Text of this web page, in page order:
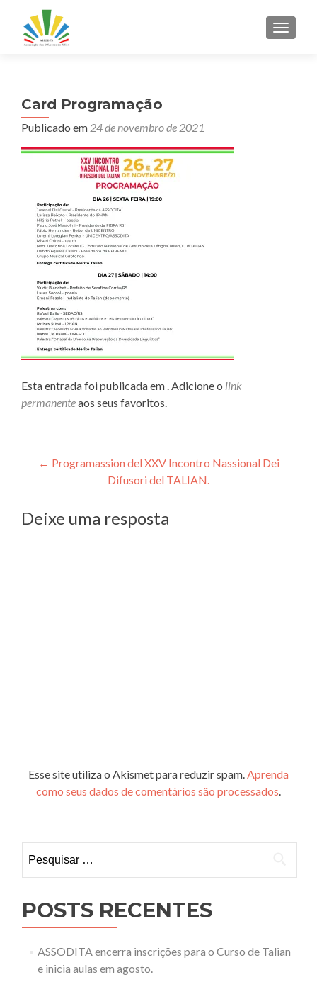
Card Programação
Publicado em 24 de novembro de 2021
Esta entrada foi publicada em . Adicione o link
permanenteaos seus favoritos.
Navegação
Post
← Programassion del XXV Incontro Nassional Dei
Difusori del TALIAN.
Deixe uma resposta
Esse site utiliza o Akismet para reduzir spam.Aprenda
como seus dados de comentários são processados.
por:
POSTS RECENTES
ASSODITA encerra inscrições para o Curso de Talian
e inicia aulas em agosto.